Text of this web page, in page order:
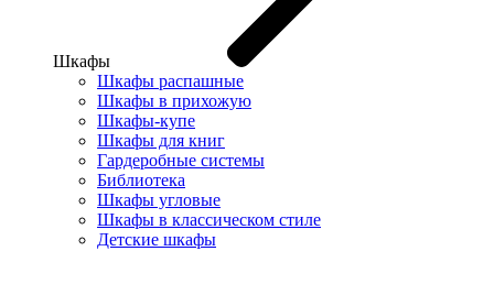
Шкафы
Шкафы распашные
Шкафы в прихожую
Шкафы-купе
Шкафы для книг
Гардеробные системы
Библиотека
Шкафы угловые
Шкафы в классическом стиле
Детские шкафы